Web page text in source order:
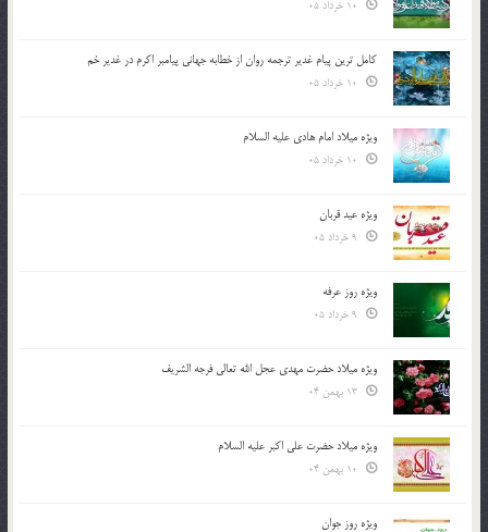
کامل ترین پیام غدیر ترجمه روان از خطابه جهانی پیامبر اکرم در غدیر خم
ویژه میلاد امام هادی علیه السلام
ویژه عید قربان
ویژه روز عرفه
ویژه میلاد حضرت مهدی عجل الله تعالی فرجه الشريف
ویژه میلاد حضرت علی اکبر علیه السلام
ویژه روز جوان